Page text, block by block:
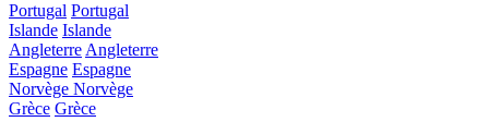
Portugal Portugal
Islande Islande
AngleterreAngleterre
Espagne Espagne
Norvège Norvège
Grèce Grèce